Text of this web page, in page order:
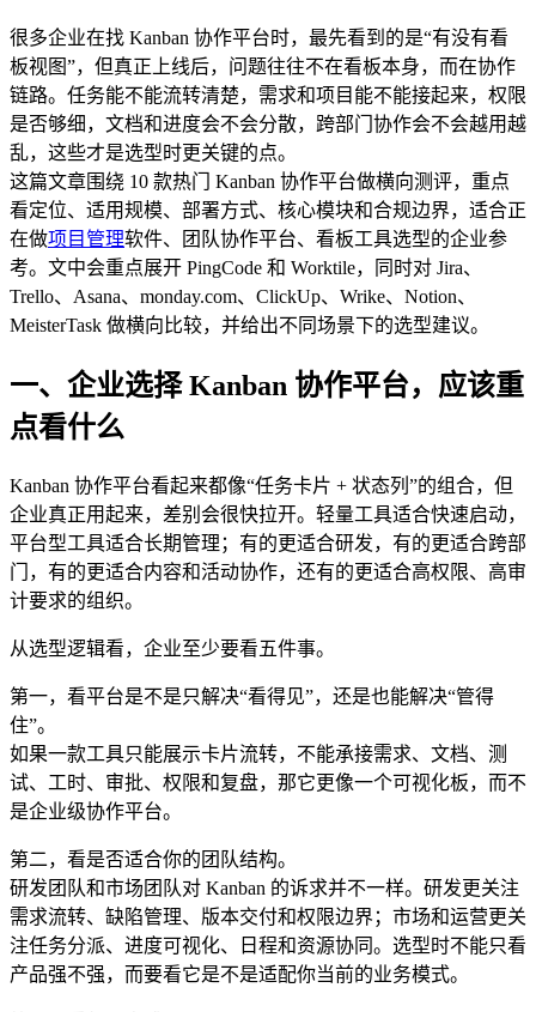
很多企业在找 Kanban 协作平台时，最先看到的是“有没有看
板视图”，但真正上线后，问题往往不在看板本身，而在协作
链路。任务能不能流转清楚，需求和项目能不能接起来，权限
是否够细，文档和进度会不会分散，跨部门协作会不会越用越
乱，这些才是选型时更关键的点。
这篇文章围绕 10 款热门 Kanban 协作平台做横向测评，重点
看定位、适用规模、部署方式、核心模块和合规边界，适合正
在做项目管理软件、团队协作平台、看板工具选型的企业参
考。文中会重点展开 PingCode 和 Worktile，同时对 Jira、
Trello、Asana、monday.com、ClickUp、Wrike、Notion、
MeisterTask 做横向比较，并给出不同场景下的选型建议。
一、企业选择 Kanban 协作平台，应该重
点看什么
Kanban 协作平台看起来都像“任务卡片 + 状态列”的组合，但
企业真正用起来，差别会很快拉开。轻量工具适合快速启动，
平台型工具适合长期管理；有的更适合研发，有的更适合跨部
门，有的更适合内容和活动协作，还有的更适合高权限、高审
计要求的组织。
从选型逻辑看，企业至少要看五件事。
第一，看平台是不是只解决“看得见”，还是也能解决“管得
住”。
如果一款工具只能展示卡片流转，不能承接需求、文档、测
试、工时、审批、权限和复盘，那它更像一个可视化板，而不
是企业级协作平台。
第二，看是否适合你的团队结构。
研发团队和市场团队对 Kanban 的诉求并不一样。研发更关注
需求流转、缺陷管理、版本交付和权限边界；市场和运营更关
注任务分派、进度可视化、日程和资源协同。选型时不能只看
产品强不强，而要看它是不是适配你当前的业务模式。